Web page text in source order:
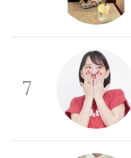
7